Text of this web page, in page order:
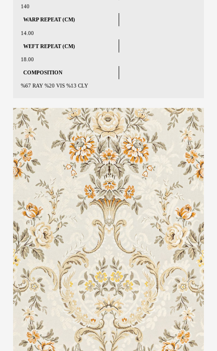
140
WARP REPEAT (CM)
14.00
WEFT REPEAT (CM)
18.00
COMPOSITION
%67 RAY %20 VIS %13 CLY